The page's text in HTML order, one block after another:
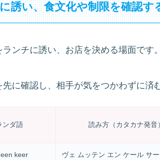
誘い、食文化や制限を確認す
ンチに誘い、お店を決める場面です。
に確認し、相手が気をつかわずに済
ンダ語 読み方（カタカナ発音）
keer ヴェ ムッテン エン ケール サー